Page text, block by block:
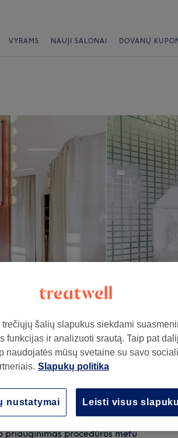
VYRAMS NAUJI SALONAI DOVANŲ
perlakavimas
priauginimas procedūros metu
šalių slapukus siekdami
funkcijas ir analizuoti srautą. Taip pat
naudojatės mūsų svetaine su savo
Slapukų politika
Leisti visus
nustatymai